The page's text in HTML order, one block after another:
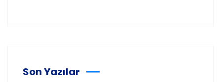
Son Yazılar